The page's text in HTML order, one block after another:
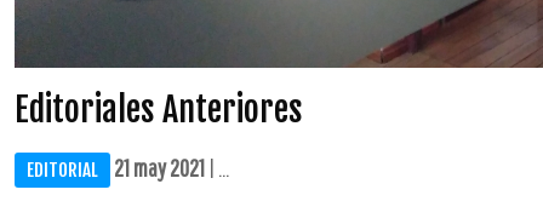
Editoriales Anteriores
EDITORIAL 21 may 2021 | ...